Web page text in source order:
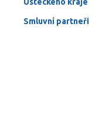
Smluvní partneři